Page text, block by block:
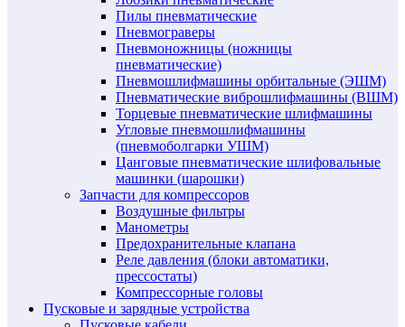
Пилы пневматические
Пневмограверы
Пневмоножницы (ножницы
пневматические)
Пневмошлифмашины орбитальные (ЭШМ)
Пневматические виброшлифмашины (ВШМ)
Торцевые пневматические шлифмашины
Угловые пневмошлифмашины
(пневмоболгарки УШМ)
Цанговые пневматические шлифовальные
машинки (шарошки)
Запчасти для компрессоров
Воздушные фильтры
Манометры
Предохранительные клапана
Реле давления (блоки автоматики,
прессостаты)
Компрессорные головы
Пусковые и зарядные устройства